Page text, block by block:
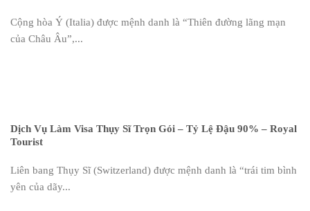
Cộng hòa Ý (Italia) được mệnh danh là “Thiên đường lãng mạn
của Châu Âu”,...
Dịch Vụ Làm Visa Thụy Sĩ Trọn Gói – Tỷ Lệ Đậu 90% – Royal
Tourist
Liên bang Thụy Sĩ (Switzerland) được mệnh danh là “trái tim bình
yên của dãy...